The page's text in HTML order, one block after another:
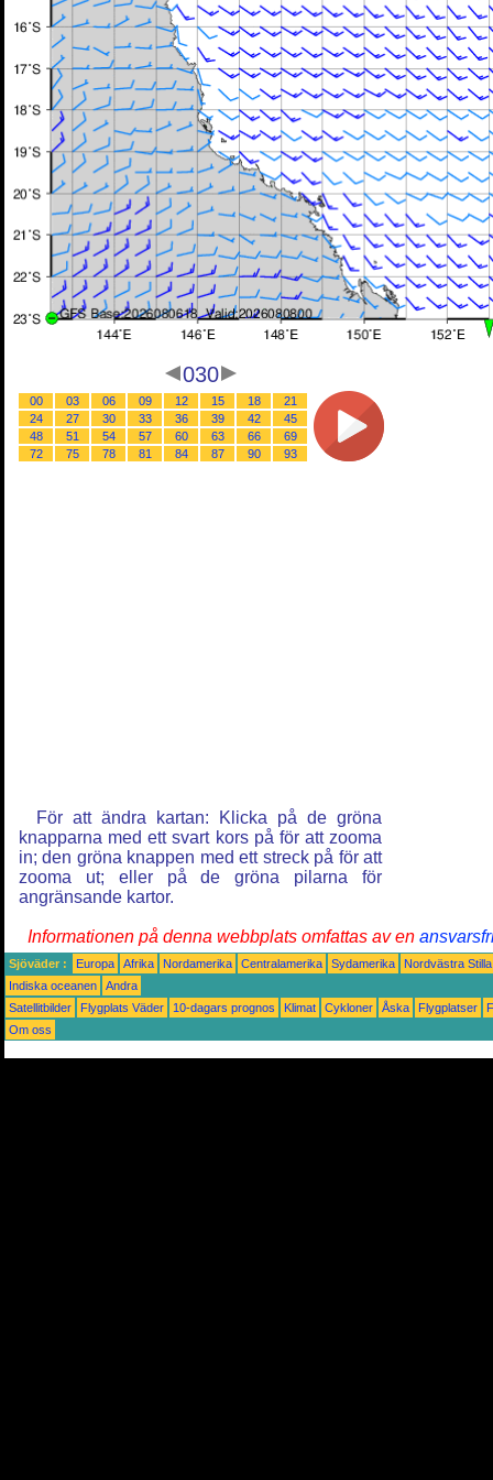
030
00 03 06 09 12 15 18
21
24
27 30 33 36 39 42
45
48
51 54 57 60 63 66
69
72
75 78 81 84 87 90 93
För att ändra kartan: Klicka på de gröna
knapparna med ett svart kors på för att zooma
in; den gröna knappen med ett streck på för att
zooma ut; eller på de gröna pilarna för
angränsande kartor.
Informationen på denna webbplats omfattas av en
Sjöväder : Europa Afrika Nordamerika Centralamerika Sydamerika
Nordvästra
Indiska oceanen
Andra
Satellitbilder
Flygplats Väder 10-dagars prognos Klimat Cykloner Åska Flygplatser
Om oss